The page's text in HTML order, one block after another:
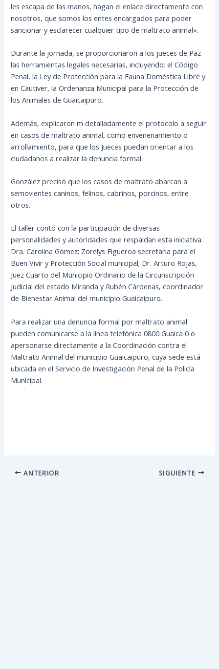
les escapa de las manos, hagan el enlace directamente con
nosotros, que somos los entes encargados para poder
sancionar y esclarecer cualquier tipo de maltrato animal».
​Durante la jornada, se proporcionaron a los jueces de Paz
las herramientas legales necesarias, incluyendo: el Código
Penal, ​la Ley de Protección para la Fauna Doméstica Libre y
en Cautiver, la Ordenanza Municipal para la Protección de
los Animales de Guaicaipuro.
​Además, explicaron m detalladamente el protocolo a seguir
en casos de maltrato animal, como envenenamiento o
arrollamiento, para que los Jueces puedan orientar a los
ciudadanos a realizar la denuncia formal.
​González precisó que los casos de maltrato abarcan a
semovientes caninos, felinos, cabrinos, porcinos, entre
otros.
​El taller contó con la participación de diversas
personalidades y autoridades que respaldan esta iniciativa:​
Dra. Carolina Gómez; Zorelys Figueroa secretaria para el
Buen Vivir y Protección Social municipal; ​Dr. Arturo Rojas,
Juez Cuarto del Municipio Ordinario de la Circunscripción
Judicial del estado Miranda y ​Rubén Cárdenas, coordinador
de Bienestar Animal del municipio Guaicaipuro.
​Para realizar una denuncia formal por maltrato animal
pueden comunicarse a la línea telefónica 0800 Guaica 0 o
apersonarse directamente a la Coordinación contra el
Maltrato Animal del municipio Guaicaipuro, cuya sede está
ubicada en el Servicio de Investigación Penal de la Policía
Municipal.
ANTERIOR SIGUIENTE